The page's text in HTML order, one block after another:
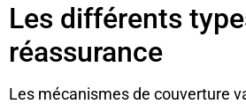
Les différents
réassurance
Les mécanismes de couverture